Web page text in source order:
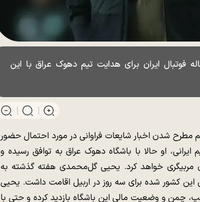
گل‌محمدی، سرمربی ۵۶ ساله فوتبال ایران برای هدایت تیم دهوک عراق با این
مطرح شدن اخبار شایعات فراوانی در مورد احتمال حضور
او حالا با باشگاه دهوک عراق به توافق رسیده و
مربیگری خواهد کرد. یحیی گل‌محمدی هفته گذشته به
این کشور شده برای سه روز در اربیل اقامت داشت. یحیی
چمن و وضعیت مالی این باشگاه بازدید کرده و حتی با